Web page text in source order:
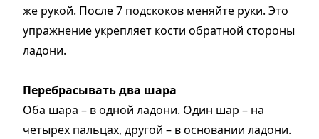
же рукой. После 7 подскоков меняйте руки. Это
упражнение укрепляет кости обратной стороны
ладони.
Перебрасывать два шара
Оба шара – в одной ладони. Один шар – на
четырех пальцах, другой – в основании ладони.